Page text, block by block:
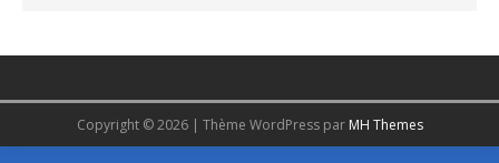
Copyright © 2026 | Thème WordPress par MH Themes